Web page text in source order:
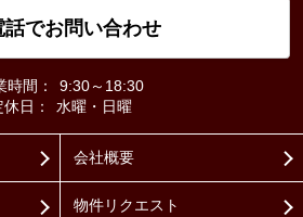
話でお問い合わせ
時間：
9:30～18:30
休日：
水曜・日曜
会社概要
物件リクエスト